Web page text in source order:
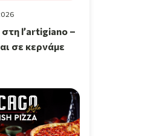
l’artigiano –
σε κερνάμε